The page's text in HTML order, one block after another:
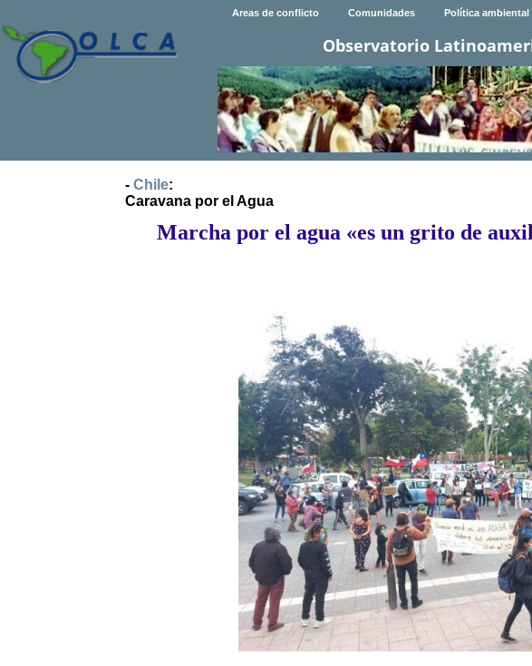
Areas de conflicto Comunidades Política ambiental
Observatorio
- Chile:
Caravana por el Agua
Marcha por el agua «es un grito de